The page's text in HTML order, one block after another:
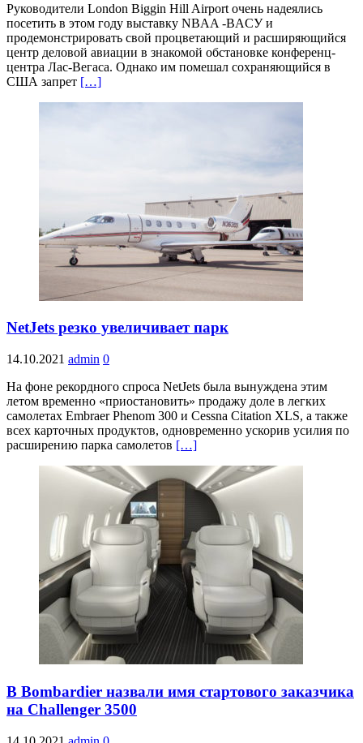
Руководители London Biggin Hill Airport очень надеялись
посетить в этом году выставку NBAA -BACУ и
продемонстрировать свой процветающий и расширяющийся
центр деловой авиации в знакомой обстановке конференц-
центра Лас-Вегаса. Однако им помешал сохраняющийся в
США запрет […]
NetJets резко увеличивает парк
14.10.2021 admin 0
На фоне рекордного спроса NetJets была вынуждена этим
летом временно «приостановить» продажу доле в легких
самолетах Embraer Phenom 300 и Cessna Citation XLS, а также
всех карточных продуктов, одновременно ускорив усилия по
расширению парка самолетов […]
В Bombardier назвали имя стартового заказчика
на Challenger 3500